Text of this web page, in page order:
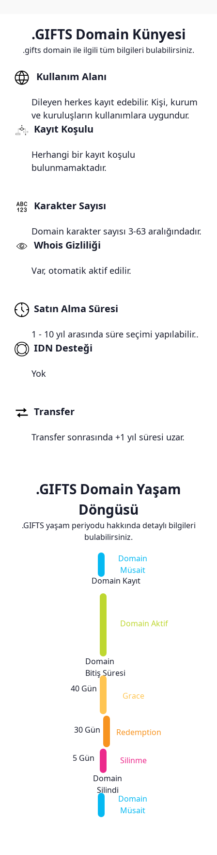
.GIFTS Domain Künyesi
.gifts domain ile ilgili tüm bilgileri bulabilirsiniz.
Kullanım Alanı
Dileyen herkes kayıt edebilir. Kişi, kurum
ve kuruluşların kullanımlara uygundur.
Kayıt Koşulu
Herhangi bir kayıt koşulu
bulunmamaktadır.
Karakter Sayısı
Domain karakter sayısı 3-63 aralığındadır.
Whois Gizliliği
Var, otomatik aktif edilir.
Satın Alma Süresi
1 - 10 yıl arasında süre seçimi yapılabilir..
IDN Desteği
Yok
Transfer
Transfer sonrasında +1 yıl süresi uzar.
.GIFTS Domain Yaşam
Döngüsü
.GIFTS yaşam periyodu hakkında detaylı bilgileri
bulabilirsiniz.
Domain
Müsait
Domain Kayıt
Domain Aktif
Domain
Bitiş Süresi
40 Gün
Grace
30 Gün Redemption
5 Gün
Silinme
Domain
Silindi
Domain
Müsait